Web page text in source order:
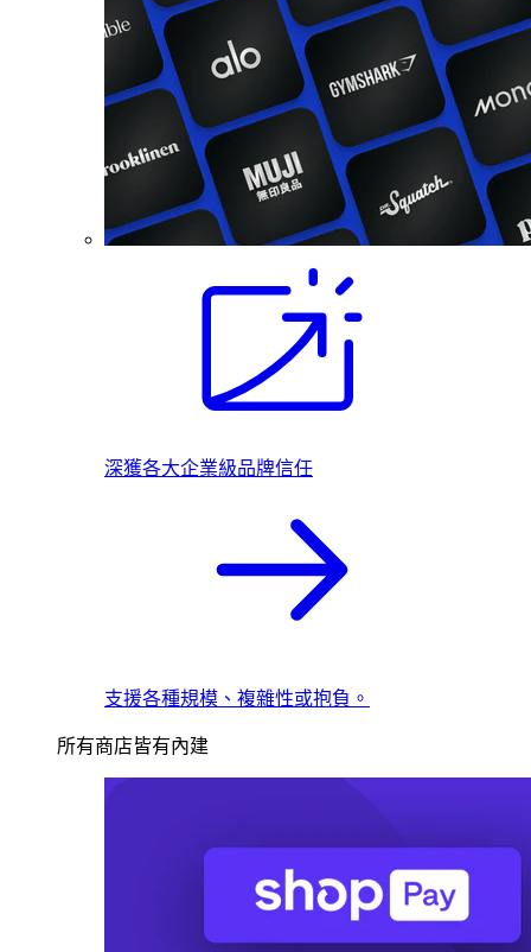
深獲各大企業級品牌信任
支援各種規模、複雜性或抱負。
所有商店皆有內建